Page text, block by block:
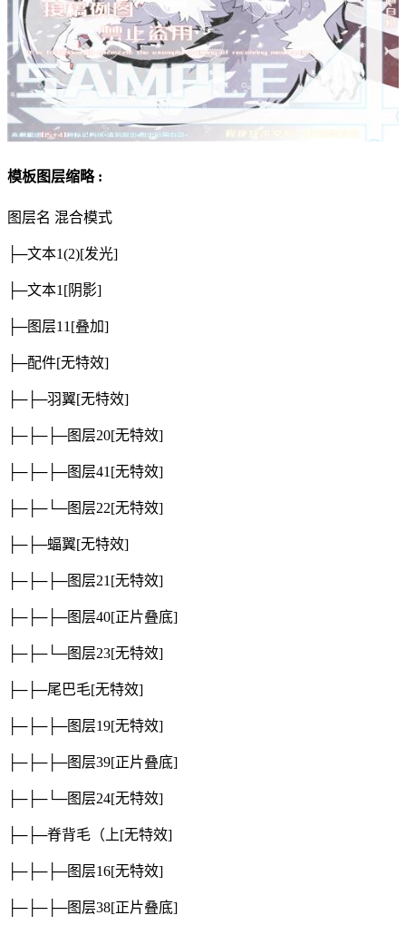
模板图层缩略 :
图层名 混合模式
├─文本1(2)[发光]
├─文本1[阴影]
├─图层11[叠加]
├─配件[无特效]
├─├─羽翼[无特效]
├─├─├─图层20[无特效]
├─├─├─图层41[无特效]
├─├─└─图层22[无特效]
├─├─蝠翼[无特效]
├─├─├─图层21[无特效]
├─├─├─图层40[正片叠底]
├─├─└─图层23[无特效]
├─├─尾巴毛[无特效]
├─├─├─图层19[无特效]
├─├─├─图层39[正片叠底]
├─├─└─图层24[无特效]
├─├─脊背毛（上[无特效]
├─├─├─图层16[无特效]
├─├─├─图层38[正片叠底]